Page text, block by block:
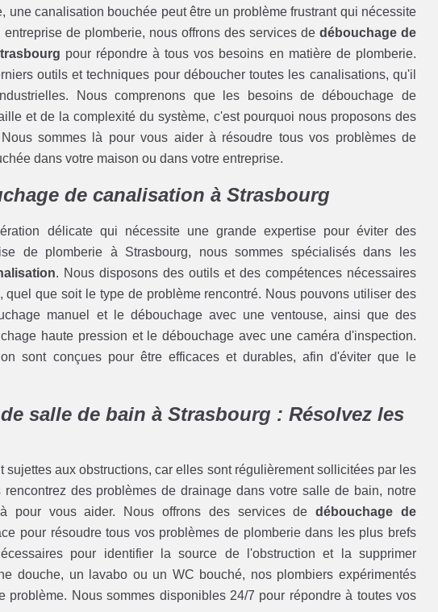
une canalisation bouchée peut être un problème frustrant qui nécessite
de plomberie, nous offrons des services de débouchage de
pour répondre à tous vos besoins en matière de plomberie.
outils et techniques pour déboucher toutes les canalisations, qu'il
Nous comprenons que les besoins de débouchage de
et de la complexité du système, c'est pourquoi nous proposons des
sommes là pour vous aider à résoudre tous vos problèmes de
dans votre maison ou dans votre entreprise.
de canalisation à Strasbourg
délicate qui nécessite une grande expertise pour éviter des
de plomberie à Strasbourg, nous sommes spécialisés dans les
. Nous disposons des outils et des compétences nécessaires
que soit le type de problème rencontré. Nous pouvons utiliser des
manuel et le débouchage avec une ventouse, ainsi que des
haute pression et le débouchage avec une caméra d'inspection.
sont conçues pour être efficaces et durables, afin d'éviter que le
salle de bain à Strasbourg : Résolvez les
aux obstructions, car elles sont régulièrement sollicitées par les
des problèmes de drainage dans votre salle de bain, notre
pour vous aider. Nous offrons des services dedébouchage de
pour résoudre tous vos problèmes de plomberie dans les plus brefs
pour identifier la source de l'obstruction et la supprimer
douche, un lavabo ou un WC bouché, nos plombiers expérimentés
problème. Nous sommes disponibles 24/7 pour répondre à toutes vos